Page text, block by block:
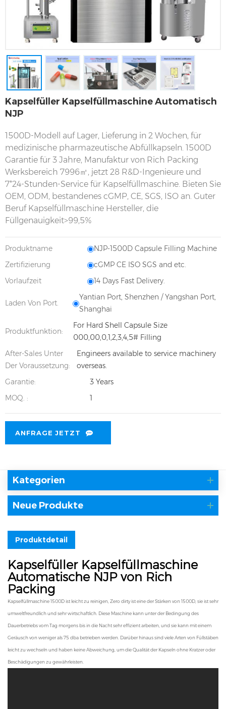
Kapselfüller Kapselfüllmaschine Automatisch
NJP
1500D-Modell auf Lager, Lieferung in 2 Wochen, für
medizinische pharmazeutische Abfüllkapseln. 1500D
Garantie für 3 Jahre, Manufaktur von Rich Packing
Werksbereich 7996㎡, jetzt 28 R&D-Ingenieure und
7*24-Stunden-Service für Kapselfüllmaschine. Bieten Sie
OEM, ODM, bestandenes cGMP, CE, SGS, ISO an. Guter
Beruf Kapselfüllmaschine Hersteller, die
Füllgenauigkeit>99,5%
Produktname
NJP-1500D Capsule Filling Machine
Zertifizierung
cGMP CE ISO SGS and etc.
Vorlaufzeit
14 Days Fast Delivery.
Laden Von Port.
Yantian Port, Shenzhen / Yangshan Port,
Shanghai
Produktfunktion:
For Hard Shell Capsule Size
000,00,0,1,2,3,4,5# Filling
After-Sales Unter
Der Voraussetzung:
Engineers available to service machinery
overseas.
Garantie:
3 Years
MOQ. :
1
ANFRAGE JETZT
Kategorien
Neue Produkte
Produktdetail
Kapselfüller Kapselfüllmaschine
Automatische NJP von Rich
Packing
Kapselfüllmaschine 1500D ist leicht zu reinigen, Zero dirty ist eine der Stärken von 1500D, sie ist sehr
umweltfreundlich und sehr wirtschaftlich. Diese Maschine kann unter der Bedingung des
Dauerbetriebs vom Tag morgens bis in die Nacht sehr effizient arbeiten, und sie kann mit einem
Geräusch von weniger als 75 dba betrieben werden. Darüber hinaus sind viele Arten von Füllstäben
leicht zu wechseln und haben keine Abweichung, um die Qualität der Kapseln ohne Kratzer oder
Beschädigungen zu gewährleisten.